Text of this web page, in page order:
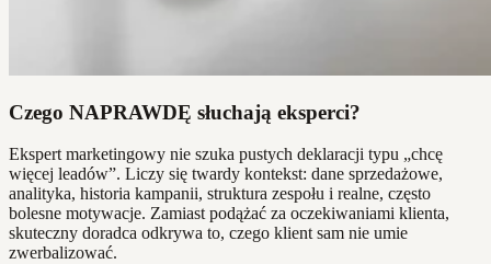
Czego NAPRAWDĘ słuchają eksperci?
Ekspert marketingowy nie szuka pustych deklaracji typu „chcę
więcej leadów”. Liczy się twardy kontekst: dane sprzedażowe,
analityka, historia kampanii, struktura zespołu i realne, często
bolesne motywacje. Zamiast podążać za oczekiwaniami klienta,
skuteczny doradca odkrywa to, czego klient sam nie umie
zwerbalizować.